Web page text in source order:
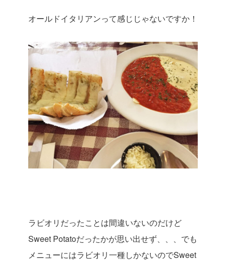
オールドイタリアンって感じじゃないですか！
ラビオリだったことは間違いないのだけど
Sweet Potatoだったかが思い出せず、、、でも
メニューにはラビオリ一種しかないのでSweet